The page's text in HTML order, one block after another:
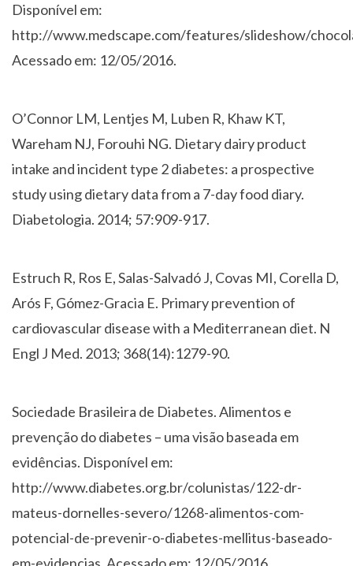
Disponível em:
http://www.medscape.com/features/slideshow/
Acessado em: 12/05/2016.
O’Connor LM, Lentjes M, Luben R, Khaw KT,
Wareham NJ, Forouhi NG. Dietary dairy product
intake and incident type 2 diabetes: a prospective
study using dietary data from a 7-day food diary.
Diabetologia. 2014; 57:909-917.
Estruch R, Ros E, Salas-Salvadó J, Covas MI, Corella D,
Arós F, Gómez-Gracia E. Primary prevention of
cardiovascular disease with a Mediterranean diet. N
Engl J Med. 2013; 368(14):1279-90.
Sociedade Brasileira de Diabetes. Alimentos e
prevenção do diabetes – uma visão baseada em
evidências. Disponível em:
http://www.diabetes.org.br/colunistas/122-dr-
mateus-dornelles-severo/1268-alimentos-com-
potencial-de-prevenir-o-diabetes-mellitus-baseado-